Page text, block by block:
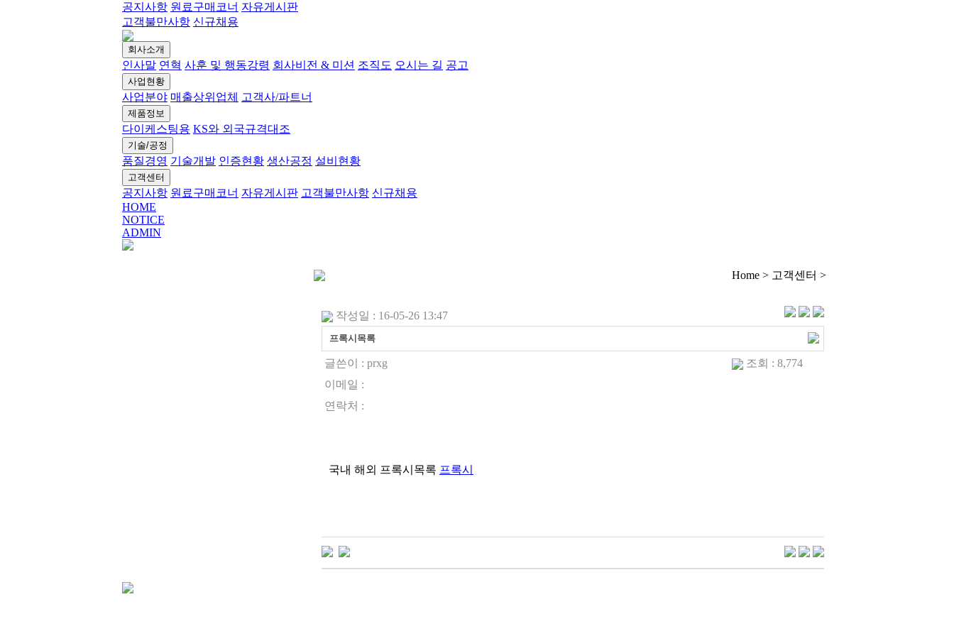
공지사항 원료구매코너 자유게시판
고객불만사항 신규채용
회사소개
인사말 연혁 사훈 및 행동강령 회사비전 & 미션 조직도 오시는 길 공고
사업현황
사업분야 매출상위업체 고객사/파트너
제품정보
다이케스팅용 KS와 외국규격대조
기술/공정
품질경영 기술개발 인증현황 생산공정 설비현황
고객센터
공지사항 원료구매코너 자유게시판 고객불만사항 신규채용
HOME
NOTICE
ADMIN
Home > 고객센터 >
작성일 : 16-05-26 13:47
프록시목록
글쓴이 : prxg
조회 : 8,774
이메일 :
연락처 :
국내 해외 프록시목록 프록시